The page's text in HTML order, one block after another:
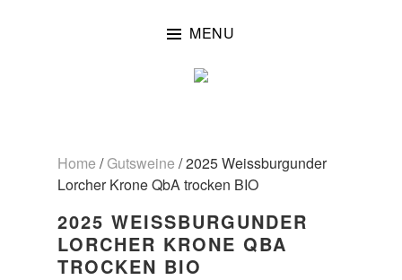
MENU
Home /Gutsweine / 2025 Weissburgunder
Lorcher Krone QbA trocken BIO
2025 WEISSBURGUNDER
LORCHER KRONE QBA
TROCKEN BIO